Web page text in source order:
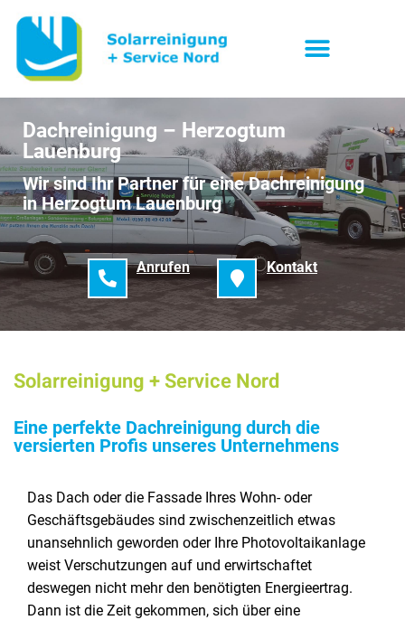
Dachreinigung – Herzogtum
Lauenburg
Wir sind Ihr Partner für eine Dachreinigung
in Herzogtum Lauenburg
Anrufen Kontakt
Solarreinigung + Service Nord
Eine perfekte Dachreinigung durch die
versierten Profis unseres Unternehmens
Das Dach oder die Fassade Ihres Wohn- oder
Geschäftsgebäudes sind zwischenzeitlich etwas
unansehnlich geworden oder Ihre Photovoltaikanlage
weist Verschutzungen auf und erwirtschaftet
deswegen nicht mehr den benötigten Energieertrag.
Dann ist die Zeit gekommen, sich über eine